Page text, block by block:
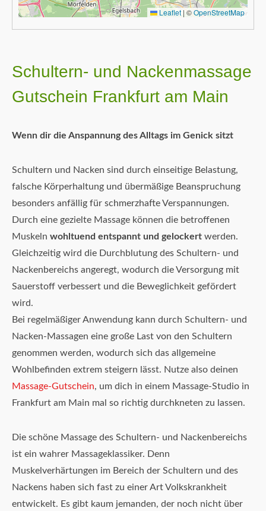
Leaflet |©OpenStreetMap
Schultern- und Nackenmassage
Gutschein Frankfurt am Main
Wenn dir die Anspannung des Alltags im Genick sitzt
Schultern und Nacken sind durch einseitige Belastung,
falsche Körperhaltung und übermäßige Beanspruchung
besonders anfällig für schmerzhafte Verspannungen.
Durch eine gezielte Massage können die betroffenen
Muskeln wohltuend entspannt und gelockert werden.
Gleichzeitig wird die Durchblutung des Schultern- und
Nackenbereichs angeregt, wodurch die Versorgung mit
Sauerstoff verbessert und die Beweglichkeit gefördert
wird.
Bei regelmäßiger Anwendung kann durch Schultern- und
Nacken-Massagen eine große Last von den Schultern
genommen werden, wodurch sich das allgemeine
Wohlbefinden extrem steigern lässt. Nutze also deinen
Massage-Gutschein, um dich in einem Massage-Studio in
Frankfurt am Main mal so richtig durchkneten zu lassen.
Die schöne Massage des Schultern- und Nackenbereichs
ist ein wahrer Massageklassiker. Denn
Muskelverhärtungen im Bereich der Schultern und des
Nackens haben sich fast zu einer Art Volkskrankheit
entwickelt. Es gibt kaum jemanden, der noch nicht über